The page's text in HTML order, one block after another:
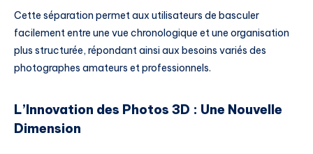
Cette séparation permet aux utilisateurs de basculer
facilement entre une vue chronologique et une organisation
plus structurée, répondant ainsi aux besoins variés des
photographes amateurs et professionnels.
L’Innovation des Photos 3D : Une Nouvelle
Dimension